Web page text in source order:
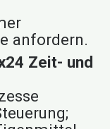
anfordern.
Zeit- und